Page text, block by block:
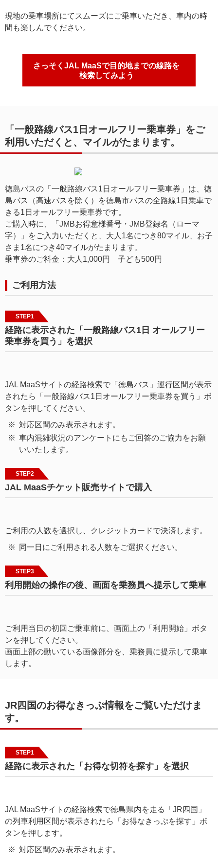
現地の乗車場所にてスムーズにご乗車いただき、車内の時
間も楽しんでください。
さっそくJAL MaaSで目的地までの線路を
検索してみよう
「一般路線バス1日オールフリー乗車券」をご
利用いただくと、マイルがたまります。
徳島バスの「一般路線バス1日オールフリー乗車券」は、徳
島バス（高速バスを除く）を徳島市バスの全路線1日乗車で
きる1日オールフリー乗車券です。
ご購入時に、「JMBお得意様番号・JMB登録名（ローマ
字）」をご入力いただくと、大人1名につき80マイル、お子
さま1名につき40マイルがたまります。
乗車券のご料金：大人1,000円 子ども500円
ご利用方法
STEP1
経路に表示された「一般路線バス1日 オールフリー
乗車券を買う」を選択
JAL MaaSサイトの経路検索で「徳島バス」運行区間が表示
されたら「一般路線バス1日オールフリー乗車券を買う」ボ
タンを押してください。
対応区間のみ表示されます。
車内混雑状況のアンケートにもご回答のご協力をお願
いいたします。
STEP2
JAL MaaSチケット販売サイトで購入
ご利用の人数を選択し、クレジットカードで決済します。
同一日にご利用される人数をご選択ください。
STEP3
利用開始の操作の後、画面を乗務員へ提示して乗車
ご利用当日の初回ご乗車前に、画面上の「利用開始」ボタ
ンを押してください。
画面上部の動いている画像部分を、乗務員に提示して乗車
します。
JR四国のお得なきっぷ情報をご覧いただけま
す。
STEP1
経路に表示された「お得な切符を探す」を選択
JAL MaaSサイトの経路検索で徳島県内を走る「JR四国」
の列車利用区間が表示されたら「お得なきっぷを探す」ボ
タンを押します。
対応区間のみ表示されます。